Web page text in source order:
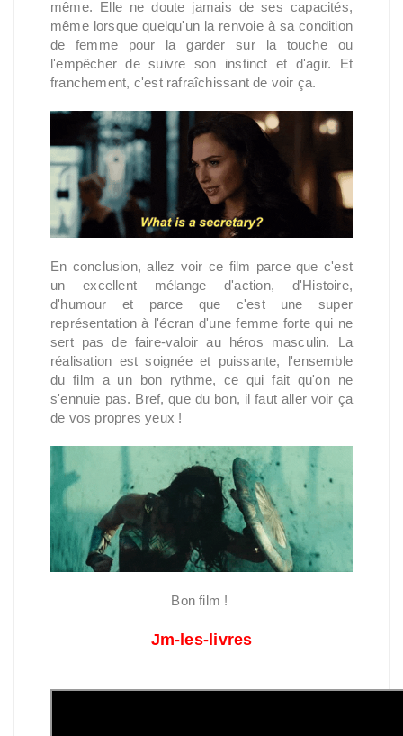
même. Elle ne doute jamais de ses capacités,
même lorsque quelqu'un la renvoie à sa condition
de femme pour la garder sur la touche ou
l'empêcher de suivre son instinct et d'agir. Et
franchement, c'est rafraîchissant de voir ça.
En conclusion, allez voir ce film parce que c'est
un excellent mélange d'action, d'Histoire,
d'humour et parce que c'est une super
représentation à l'écran d'une femme forte qui ne
sert pas de faire-valoir au héros masculin. La
réalisation est soignée et puissante, l'ensemble
du film a un bon rythme, ce qui fait qu'on ne
s'ennuie pas. Bref, que du bon, il faut aller voir ça
de vos propres yeux !
Bon film !
Jm-les-livres